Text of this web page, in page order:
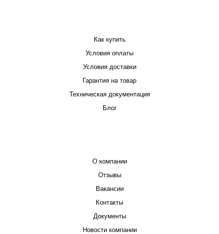
Как купить
Условия оплаты
Условия доставки
Гарантия на товар
Техническая документация
Блог
О компании
Отзывы
Вакансии
Контакты
Документы
Новости компании